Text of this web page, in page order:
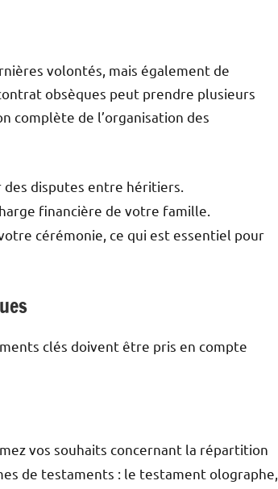
volontés, mais également de
obsèques peut prendre plusieurs
complète de l’organisation des
disputes entre héritiers.
financière de votre famille.
cérémonie, ce qui est essentiel pour
clés doivent être pris en compte
vos souhaits concernant la répartition
de testaments : le testament olographe,